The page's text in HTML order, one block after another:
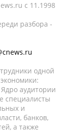
c 11.1998
разбора -
одной
аудитории
специалисты
и
банков,
а также